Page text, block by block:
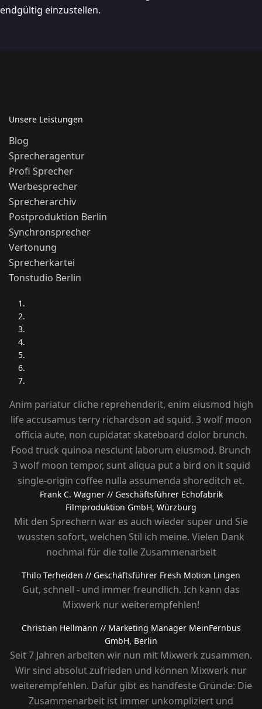
endgültig einzustellen.
Unsere Leistungen
Blog
Sprecheragentur
Profi Sprecher
Werbesprecher
Sprecherarchiv
Postproduktion Berlin
Synchronsprecher
Vertonung
Sprecherkartei
Tonstudio Berlin
Anim pariatur cliche reprehenderit, enim eiusmod high
life accusamus terry richardson ad squid. 3 wolf moon
officia aute, non cupidatat skateboard dolor brunch.
Food truck quinoa nesciunt laborum eiusmod. Brunch
3 wolf moon tempor, sunt aliqua put a bird on it squid
single-origin coffee nulla assumenda shoreditch et.
Frank C. Wagner // Geschäftsführer Echofabrik
Filmproduktion GmbH, Würzburg
Mit den Sprechern war es auch wieder super und Sie
wussten sofort, welchen Stil ich meine. Vielen Dank
nochmal für die tolle Zusammenarbeit
Thilo Terheiden // Geschäftsführer Fresh Motion Lingen
Gut, schnell - und immer freundlich. Ich kann das
Mixwerk nur weiterempfehlen!
Christian Hellmann // Marketing Manager MeinFernbus
GmbH, Berlin
Seit 7 Jahren arbeiten wir nun mit Mixwerk zusammen.
Wir sind absolut zufrieden und können Mixwerk nur
weiterempfehlen. Dafür gibt es handfeste Gründe: Die
Zusammenarbeit ist immer unkompliziert und